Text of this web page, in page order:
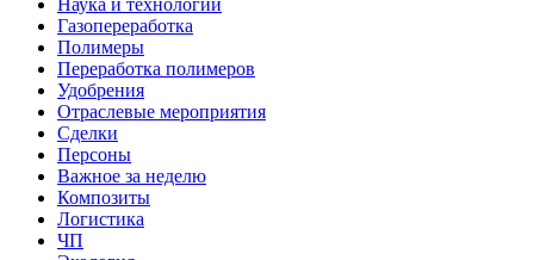
Наука и технологии
Газопереработка
Полимеры
Переработка полимеров
Удобрения
Отраслевые мероприятия
Сделки
Персоны
Важное за неделю
Композиты
Логистика
ЧП